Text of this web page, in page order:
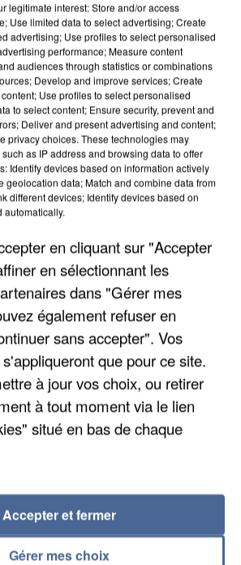
CANICULES, LES REFUGES
SONT...
SUPPOSÉS DE LA DZ
EN ALGÉRIE
legitimate interest: Store and/or access
Use limited data to select advertising; Create
advertising; Use profiles to select personalised
performance; Measure content
audiences through statistics or combinations
Develop and improve services; Create
Use profiles to select personalised
to select content; Ensure security, prevent and
Deliver and present advertising and content;
privacy choices. These technologies may
as IP address and browsing data to offer
Identify devices based on information actively
geolocation data; Match and combine data from
different devices; Identify devices based on
automatically.
en cliquant sur "Accepter
en sélectionnant les
dans "Gérer mes
également refuser en
sans accepter". Vos
que pour ce site.
à jour vos choix, ou retirer
à tout moment via le lien
situé en bas de chaque
Gérer mes choix
Accepter et fermer